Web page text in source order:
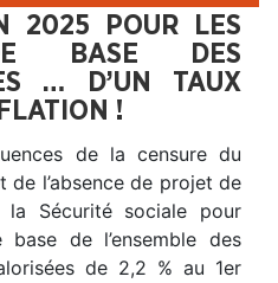
2025 POUR LES
BASE DES
… D’UN TAUX
!
de la censure du
de l’absence de projet de
Sécurité sociale pour
de l’ensemble des
de 2,2 % au 1er